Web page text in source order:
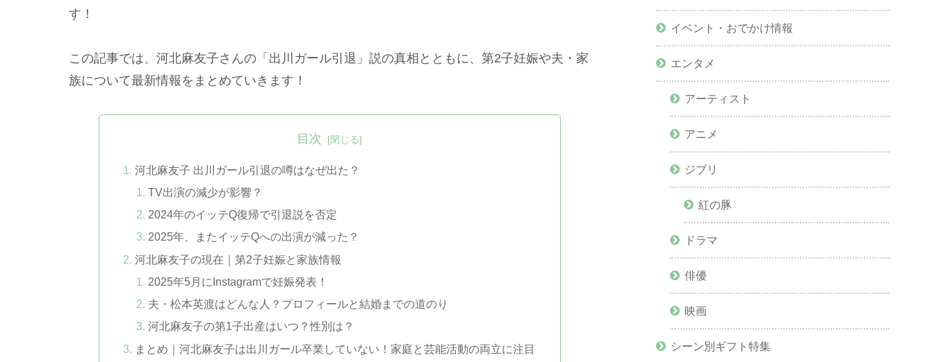
す！
この記事では、河北麻友子さんの「出川ガール引退」説の真相とともに、第2子妊娠や夫・家
族について最新情報をまとめていきます！
目次
河北麻友子 出川ガール引退の噂はなぜ出た？
TV出演の減少が影響？
2024年のイッテQ復帰で引退説を否定
2025年、またイッテQへの出演が減った？
河北麻友子の現在｜第2子妊娠と家族情報
2025年5月にInstagramで妊娠発表！
夫・松本英渡はどんな人？プロフィールと結婚までの道のり
河北麻友子の第1子出産はいつ？性別は？
まとめ｜河北麻友子は出川ガール卒業していない！家庭と芸能活動の両立に注目
イベント・おでかけ情報
エンタメ
アーティスト
アニメ
ジブリ
紅の豚
ドラマ
俳優
映画
シーン別ギフト特集